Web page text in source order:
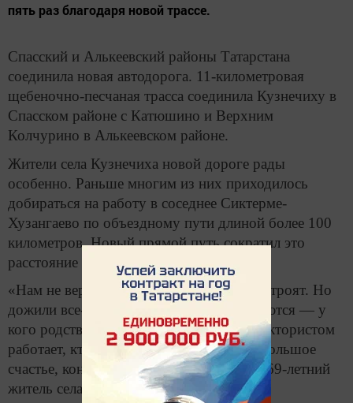
пять раз благодаря новой трассе.
Спасский и Алькеевский районы Татарстана
соединила новая автодорога. 11-километровая
щебеночно-песчаная трасса соединила Кузнечиху в
Спасском районе с Катюшино и Верхним
Колчурино в Алькеевском районе.
Жители села Кузнечиха новой дороге рады
особенно. Раньше многим из них приходилось
добираться на работу в соседнее Сиктерме-
Хузангаево по объездному пути длиной более 100
километров. Новый прямой путь сократил это
расстояние всего до 18 километров.
«Нам не верилось, что такую дорогу построят. Но
дожили все-таки. Многие ей уже пользуются — у
кого родственники, кто в Хузангаево трактористом
работает, кто в больницу глазную. Это большое
счастье, конечно», — делится радостью 69-летний
житель села Виктор Копылов.